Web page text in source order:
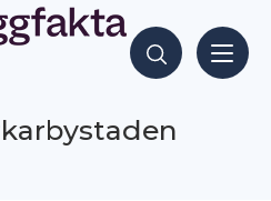
Hae sisältöjä